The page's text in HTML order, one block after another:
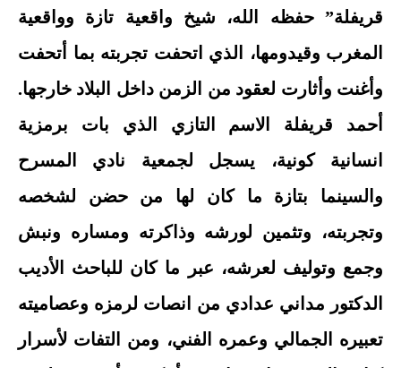
قريفلة” حفظه الله، شيخ واقعية تازة وواقعية
المغرب وقيدومها، الذي اتحفت تجربته بما أتحفت
وأغنت وأثارت لعقود من الزمن داخل البلاد خارجها.
أحمد قريفلة الاسم التازي الذي بات برمزية
انسانية كونية، يسجل لجمعية نادي المسرح
والسينما بتازة ما كان لها من حضن لشخصه
وتجربته، وتثمين لورشه وذاكرته ومساره ونبش
وجمع وتوليف لعرشه، عبر ما كان للباحث الأديب
الدكتور مداني عدادي من انصات لرمزه وعصاميته
تعبيره الجمالي وعمره الفني، ومن التفات لأسرار